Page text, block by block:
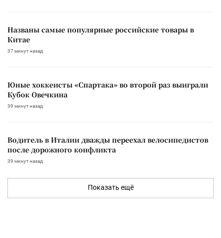
Названы самые популярные российские товары в
Китае
37 минут назад
Юные хоккеисты «Спартака» во второй раз выиграли
Кубок Овечкина
39 минут назад
Водитель в Италии дважды переехал велосипедистов
после дорожного конфликта
39 минут назад
Показать ещё